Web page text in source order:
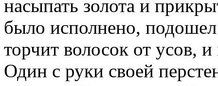
насыпать золота и
было исполнено,
торчит волосок от усов,
Один с руки своей